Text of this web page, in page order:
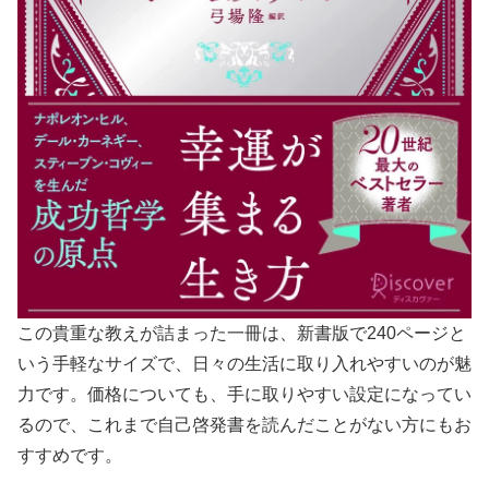
この貴重な教えが詰まった一冊は、新書版で240ページと
いう手軽なサイズで、日々の生活に取り入れやすいのが魅
力です。価格についても、手に取りやすい設定になってい
るので、これまで自己啓発書を読んだことがない方にもお
すすめです。